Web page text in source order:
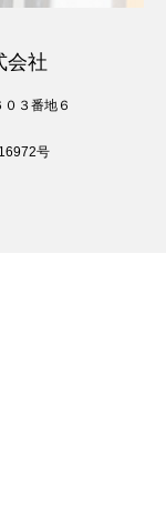
会社
３番地６
号